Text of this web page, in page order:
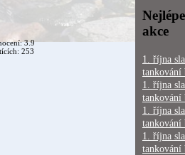
3.9
253
akce
1. října
tankování
1. října
tankování
1. října
tankování
1. října
tankování